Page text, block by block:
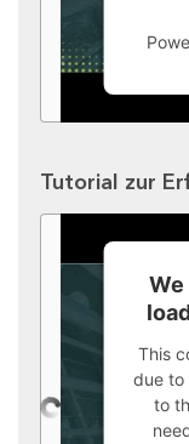
Tutorial zur
This
due to
to